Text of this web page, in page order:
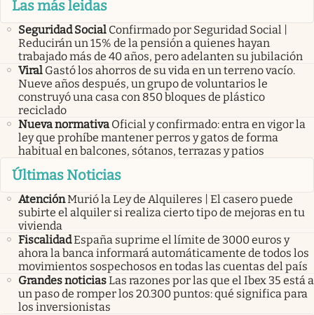
Las más leidas
Seguridad Social Confirmado por Seguridad Social |
Reducirán un 15% de la pensión a quienes hayan
trabajado más de 40 años, pero adelanten su jubilación
Viral Gastó los ahorros de su vida en un terreno vacío.
Nueve años después, un grupo de voluntarios le
construyó una casa con 850 bloques de plástico
reciclado
Nueva normativa Oficial y confirmado: entra en vigor la
ley que prohíbe mantener perros y gatos de forma
habitual en balcones, sótanos, terrazas y patios
Últimas Noticias
AtenciónMurió la Ley de Alquileres | El casero puede
subirte el alquiler si realiza cierto tipo de mejoras en tu
vivienda
FiscalidadEspaña suprime el límite de 3000 euros y
ahora la banca informará automáticamente de todos los
movimientos sospechosos en todas las cuentas del país
Grandes noticiasLas razones por las que el Ibex 35 está a
un paso de romper los 20.300 puntos: qué significa para
los inversionistas